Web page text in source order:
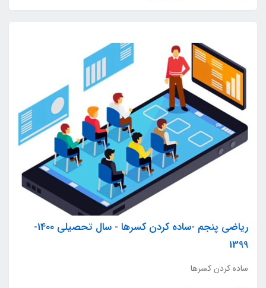
ریاضی پنجم -ساده کردن کسرها - سال تحصیلی 1400-
1399
ساده کردن کسرها